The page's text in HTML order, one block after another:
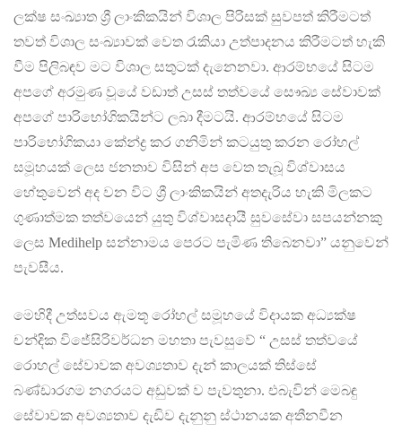
ලක්ෂ සංඛ්‍යාත ශ්‍රී ලාංකිකයින් විශාල පිරිසක් සුවපත් කිරීමටත්
තවත් විශාල සංඛ්‍යාවක් වෙත රැකියා උත්පාදනය කිරීමටත් හැකි
වීම පිලිබඳව මට විශාල සතුටක් දැනෙනවා. ආරම්භයේ සිටම
අපගේ අරමුණ වූයේ වඩාත් උසස් තත්වයේ සෞඛ්‍ය සේවාවක්
අපගේ පාරිභෝගිකයින්ට ලබා දීමටයි. ආරම්භයේ සිටම
පාරිභෝගිකයා කේන්ද්‍ර කර ගනිමින් කටයුතු කරන රෝහල්
සමූහයක් ලෙස ජනතාව විසින් අප වෙත තැබූ විශ්වාසය
හේතුවෙන් අද වන විට ශ්‍රී ලාංකිකයින් අතදැරිය හැකි මිලකට
ගුණාත්මක තත්වයෙන් යුතු විශ්වාසදායී සුවසේවා සපයන්නකු
ලෙස Medihelp සන්නාමය පෙරට පැමිණ තිබෙනවා” යනුවෙන්
පැවසීය.
මෙහිදී උත්සවය ඇමතූ රෝහල් සමූහයේ විදායක අධ්‍යක්ෂ
චන්දික විජේසිරිවර්ධන මහතා පැවසුවේ “ උසස් තත්වයේ
රොහල් සේවාවක අවශ්‍යතාව දැන් කාලයක් තිස්සේ
බණ්ඩාරගම නගරයට අඩුවක් ව පැවතුනා. එබැවින් මෙබඳු
සේවාවක අවශ්‍යතාව දැඩිව දැනුනු ස්ථානයක අතීනවීන